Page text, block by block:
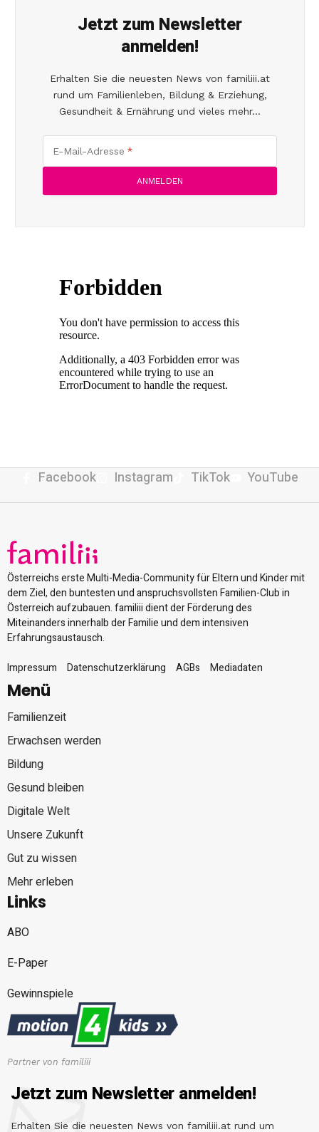
Jetzt zum Newsletter
anmelden!
Erhalten Sie die neuesten News von familiii.at
rund um Familienleben, Bildung & Erziehung,
Gesundheit & Ernährung und vieles mehr...
E-Mail-Adresse
Facebook Instagram TikTok YouTube
Österreichs erste Multi-Media-Community für Eltern und Kinder mit
dem Ziel, den buntesten und anspruchsvollsten Familien-Club in
Österreich aufzubauen. familiii dient der Förderung des
Miteinanders innerhalb der Familie und dem intensiven
Erfahrungsaustausch.
Impressum
Datenschutzerklärung AGBs Mediadaten
Menü
Familienzeit
Erwachsen werden
Bildung
Gesund bleiben
Digitale Welt
Unsere Zukunft
Gut zu wissen
Mehr erleben
Links
ABO
E-Paper
Gewinnspiele
Partner von familiii
Jetzt zum Newsletter anmelden!
Erhalten Sie die neuesten News von familiii.at rund um